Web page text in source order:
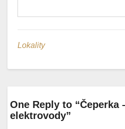
Lokality
One Reply to “Čeperka
elektrovody”